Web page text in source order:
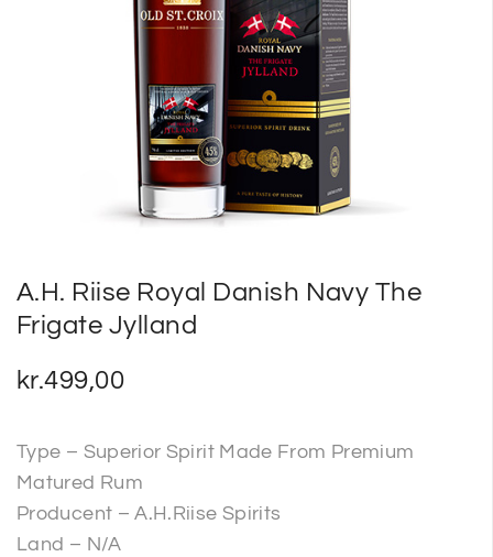
A.H. Riise Royal Danish Navy The
Frigate Jylland
kr.499,00
Type – Superior Spirit Made From Premium
Matured Rum
Producent – A.H.Riise Spirits
Land – N/A